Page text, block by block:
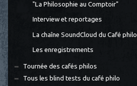
"La Philosophie au Comptoir"
Interview et reportages
La chaîne SoundCloud du Café philo
Les enregistrements
Tournée des cafés philos
Tous les blind tests du café philo